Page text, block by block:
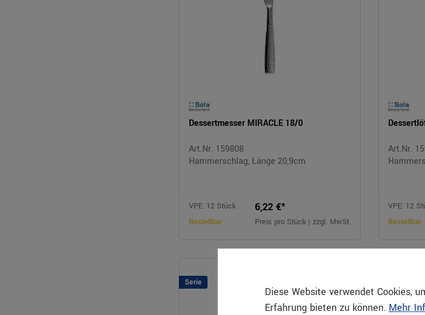
Dessertmesser MIRACLE 18/0
Art.Nr. 159808
Hammerschlag, Länge 20,9cm
VPE: 12 Stück
Bestellbar
6,22 €*
Preis pro Stück | zzgl. MwSt.
Art.Nr.
VPE: 12
Bestellbar
Serie
Diese Website verwendet Cookies,
Erfahrung bieten zu können. Mehr